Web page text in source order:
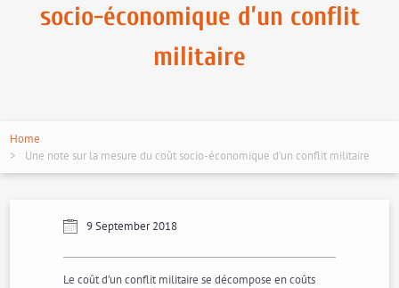
socio-économique d’un conflit
militaire
Home
Une note sur la mesure du coût socio-économique d’un conflit militaire
9 September 2018
Le coût d’un conflit militaire se décompose en coûts